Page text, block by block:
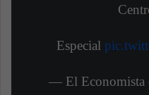
Especial
— El Economista